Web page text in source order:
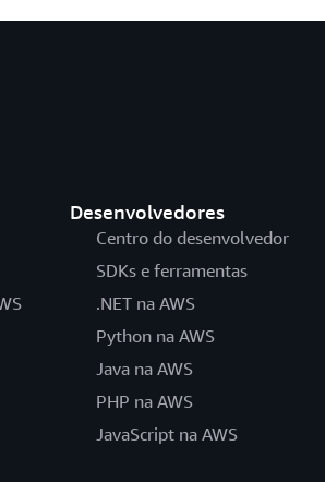
Desenvolvedores
Centro do desenvolvedor
SDKs e ferramentas
.NET na AWS
Python na AWS
Java na AWS
PHP na AWS
JavaScript na AWS